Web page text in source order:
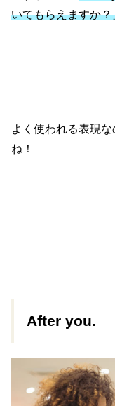
いてもらえますか？
よく使われる表現
ね！
After you.